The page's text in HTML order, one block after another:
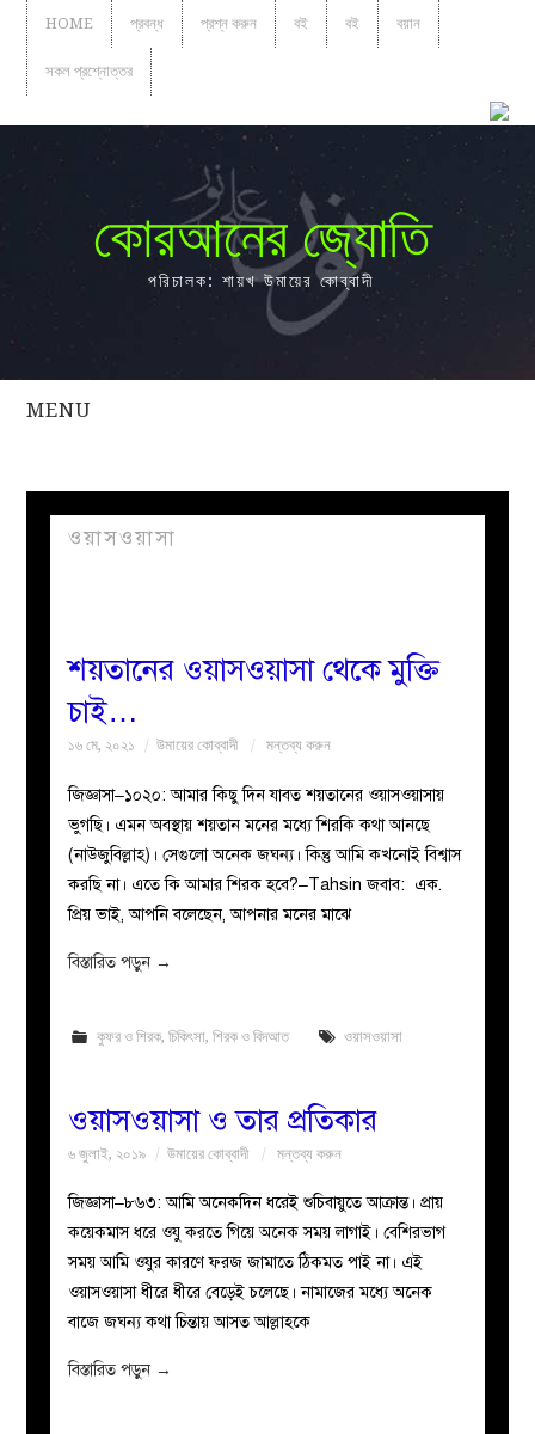
HOME প্রবন্ধ প্রশ্ন করুন বই বই বয়ান
সকল প্রশ্নোত্তর
কোরআনের জ্যোতি
পরিচালক: শায়খ উমায়ের কোব্বাদী
MENU
সকল
প্রবন্ধ
নারীদের
পাতা
মজলিস
প্রশ্ন
করুন
ওয়াসওয়াসা
শয়তানের ওয়াসওয়াসা থেকে মুক্তি
চাই…
১৬ মে, ২০২১ উমায়ের কোব্বাদী মন্তব্য করুন
জিজ্ঞাসা–১০২০: আমার কিছু দিন যাবত শয়তানের ওয়াসওয়াসায়
ভুগছি। এমন অবস্থায় শয়তান মনের মধ্যে শিরকি কথা আনছে
(নাউজুবিল্লাহ)। সেগুলো অনেক জঘন্য। কিন্তু আমি কখনোই বিশ্বাস
করছি না। এতে কি আমার শিরক হবে?–Tahsin জবাব: এক.
প্রিয় ভাই, আপনি বলেছেন, আপনার মনের মাঝে
বিস্তারিত পড়ুন →
কুফর ও শিরক, চিকিৎসা, শিরক ও বিদআত ওয়াসওয়াসা
ওয়াসওয়াসা ও তার প্রতিকার
৬ জুলাই, ২০১৯ উমায়ের কোব্বাদী মন্তব্য করুন
জিজ্ঞাসা–৮৬৩: আমি অনেকদিন ধরেই শুচিবায়ুতে আক্রান্ত। প্রায়
কয়েকমাস ধরে ওযু করতে গিয়ে অনেক সময় লাগাই। বেশিরভাগ
সময় আমি ওযুর কারণে ফরজ জামাতে ঠিকমত পাই না। এই
ওয়াসওয়াসা ধীরে ধীরে বেড়েই চলেছে। নামাজের মধ্যে অনেক
বাজে জঘন্য কথা চিন্তায় আসত আল্লাহকে
বিস্তারিত পড়ুন →